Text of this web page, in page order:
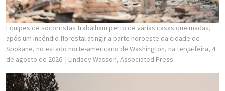
Equipes de socorristas trabalham perto de várias casas queimadas,
após um incêndio florestal atingir a parte noroeste da cidade de
Spokane, no estado norte-americano de Washington, na terça-feira, 4
de agosto de 2026. | Lindsey Wasson, Associated Press